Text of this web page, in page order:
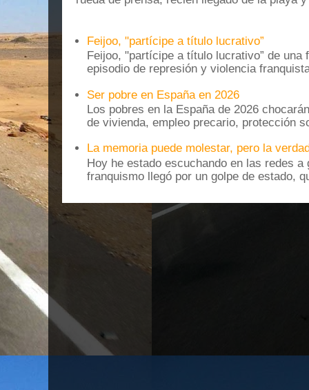
Feijoo, "partícipe a título lucrativo”
Feijoo, "partícipe a título lucrativo” de una
episodio de represión y violencia
Ser pobre en España en 2026
Los pobres en la España de 2026
de vivienda, empleo precario, protección
La memoria puede molestar, pero la
Hoy he estado escuchando en las redes a
franquismo llegó por un golpe de estado,